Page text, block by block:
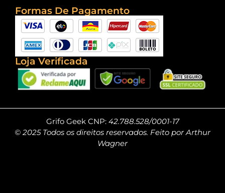
Formas De Pagamento
Loja Verificada
Grifo Geek CNP: 42.788.528/0001-17
© 2025 Todos os direitos reservados. Feito por Arthur
Wagner